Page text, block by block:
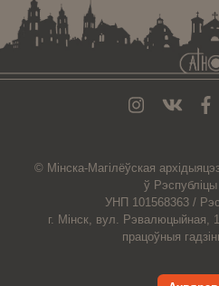
© Мiнска-Магiлёўская
ў
УНП 101568363 /
г. Мінск, вул. Рэвалюцыйная,
працоўныя